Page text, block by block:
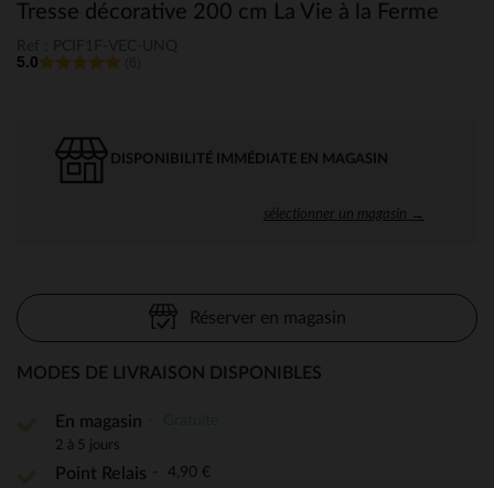
Tresse décorative 200 cm La Vie à la Ferme
5.0
DISPONIBILITÉ IMMÉDIATE EN MAGASIN
sélectionner un magasin →
Réserver en magasin
MODES DE LIVRAISON DISPONIBLES
En magasin
2 à 5 jours
Point Relais 4,90 €